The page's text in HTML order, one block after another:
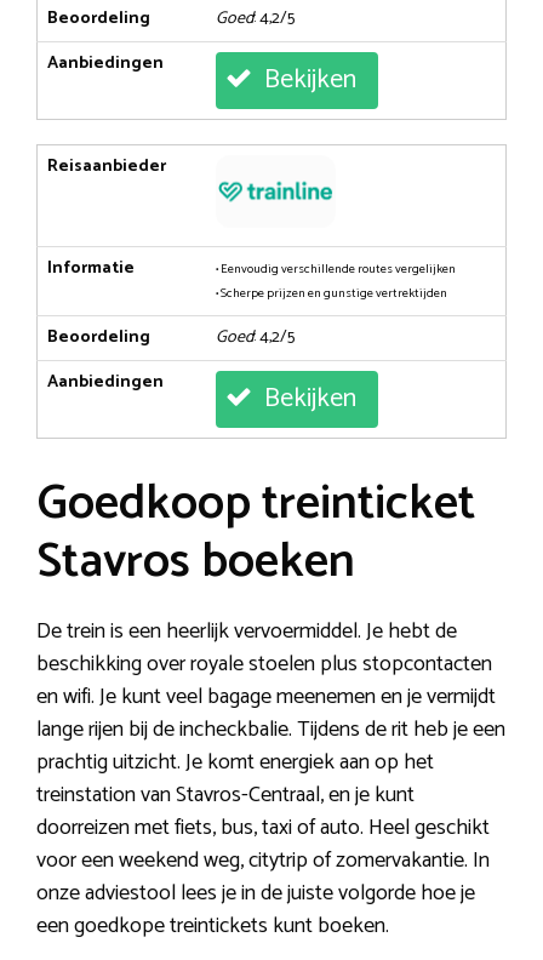
Beoordeling Goed: 4,2/5
Aanbiedingen
Bekijken
Reisaanbieder
Informatie
• Eenvoudig verschillende routes vergelijken
• Scherpe prijzen en gunstige vertrektijden
Beoordeling Goed: 4,2/5
Aanbiedingen
Bekijken
Goedkoop treinticket
Stavros boeken
De trein is een heerlijk vervoermiddel. Je hebt de
beschikking over royale stoelen plus stopcontacten
en wifi. Je kunt veel bagage meenemen en je vermijdt
lange rijen bij de incheckbalie. Tijdens de rit heb je een
prachtig uitzicht. Je komt energiek aan op het
treinstation van Stavros-Centraal, en je kunt
doorreizen met fiets, bus, taxi of auto. Heel geschikt
voor een weekend weg, citytrip of zomervakantie. In
onze adviestool lees je in de juiste volgorde hoe je
een goedkope treintickets kunt boeken.